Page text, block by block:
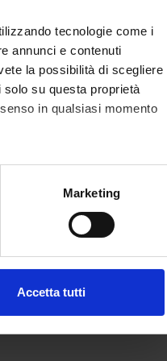
tecnologie come i
annunci e contenuti
la possibilità di scegliere
su questa proprietà
in qualsiasi momento
metro,Marketing
Accetta tutti